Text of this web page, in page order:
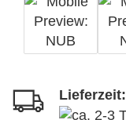
Lieferzeit: